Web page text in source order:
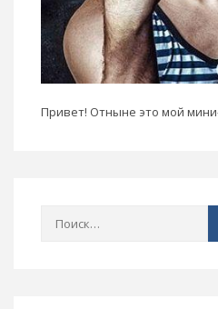
Привет! Отныне это мой
Найти: